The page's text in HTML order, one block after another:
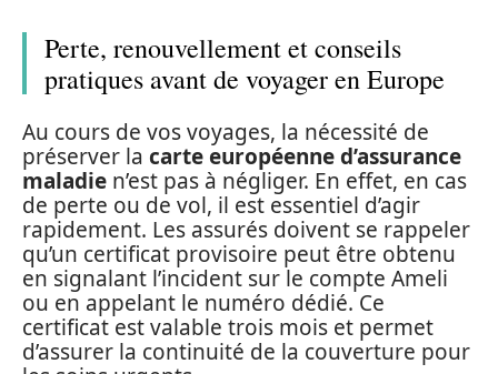
Perte, renouvellement et conseils
pratiques avant de voyager en Europe
Au cours de vos voyages, la nécessité de
préserver la carte européenne d’assurance
maladie n’est pas à négliger. En effet, en cas
de perte ou de vol, il est essentiel d’agir
rapidement. Les assurés doivent se rappeler
qu’un certificat provisoire peut être obtenu
en signalant l’incident sur le compte Ameli
ou en appelant le numéro dédié. Ce
certificat est valable trois mois et permet
d’assurer la continuité de la couverture pour